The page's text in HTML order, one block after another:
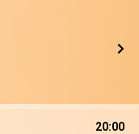
20:00